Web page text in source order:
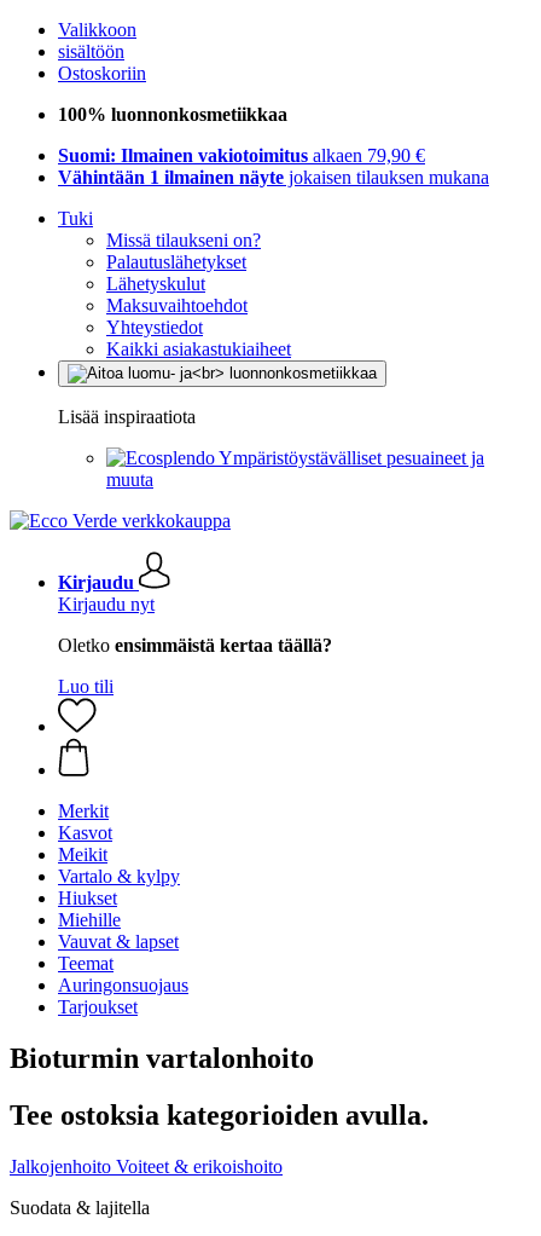
Valikkoon
sisältöön
Ostoskoriin
100% luonnonkosmetiikkaa
Suomi: Ilmainen vakiotoimitus alkaen 79,90 €
Vähintään 1 ilmainen näyte jokaisen tilauksen mukana
Tuki
Missä tilaukseni on?
Palautuslähetykset
Lähetyskulut
Maksuvaihtoehdot
Yhteystiedot
Kaikki asiakastukiaiheet
Lisää inspiraatiota
Ympäristöystävälliset pesuaineet ja
muuta
Kirjaudu
Kirjaudu nyt
Oletko ensimmäistä kertaa täällä?
Luo tili
Merkit
Kasvot
Meikit
Vartalo & kylpy
Hiukset
Miehille
Vauvat & lapset
Teemat
Auringonsuojaus
Tarjoukset
Bioturmin vartalonhoito
Tee ostoksia kategorioiden avulla.
Jalkojenhoito Voiteet & erikoishoito
Suodata & lajitella